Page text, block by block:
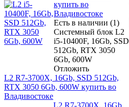
купить во
Владивостоке
Есть в наличии (1)
Системный блок L2
i5-10400F, 16Gb, SSD
512Gb, RTX 3050
6Gb, 600W
Отложить
L2 R7-3700X, 16Gb, SSD 512Gb,
RTX 3050 6Gb, 600W купить во
Владивостоке
L2 R7-3700X, 16Gb,